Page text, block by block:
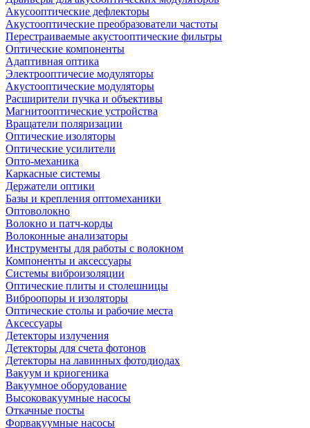
Акусооптические дефлекторы
Акустооптические преобразователи частоты
Перестраиваемые акустооптические фильтры
Оптические компоненты
Адаптивная оптика
Электрооптичесие модуляторы
Акустооптические модуляторы
Расширители пучка и объективы
Магнитооптические устройства
Вращатели поляризации
Оптические изоляторы
Оптические усилители
Опто-механика
Каркасные системы
Держатели оптики
Базы и крепления оптомеханики
Оптоволокно
Волокно и патч-корды
Волоконные анализаторы
Инструменты для работы с волокном
Компоненты и аксессуары
Системы виброизоляции
Оптические плиты и столешницы
Виброопоры и изоляторы
Оптические столы и рабочие места
Аксессуары
Детекторы излучения
Детекторы для счета фотонов
Детекторы на лавинных фотодиодах
Вакуум и криогеника
Вакуумное оборудование
Высоковакуумные насосы
Откачные посты
Форвакуумные насосы